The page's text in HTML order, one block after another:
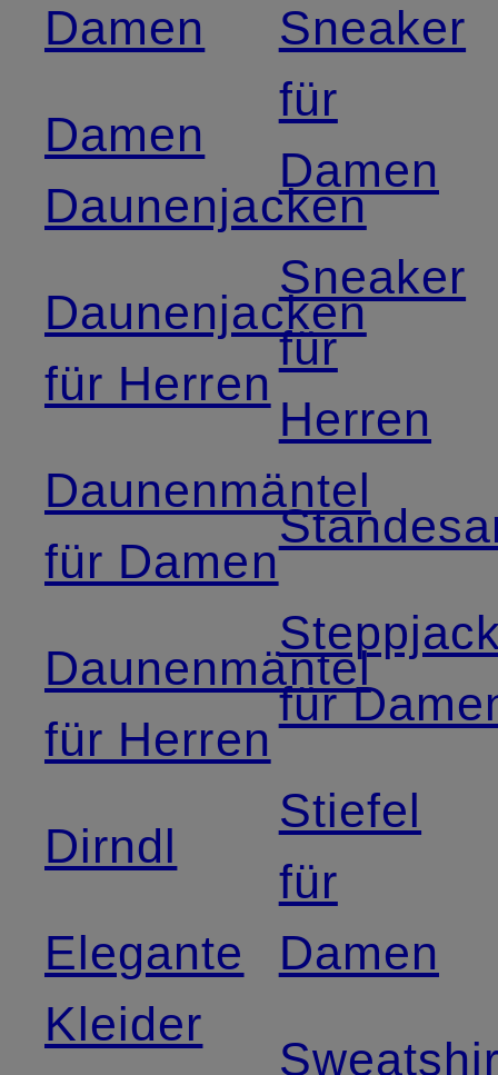
Damen
Damen
Daunenjacken
Daunenjacken
für Herren
Daunenmäntel
für Damen
Daunenmäntel
für Herren
Dirndl
Elegante
Kleider
Sneaker
für
Damen
Sneaker
für
Herren
für
Stiefel
für
Damen